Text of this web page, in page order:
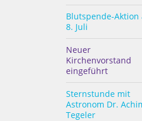
Blutspende-Aktion
8. Juli
Neuer
Kirchenvorstand
eingeführt
Sternstunde mit
Astronom Dr.
Tegeler